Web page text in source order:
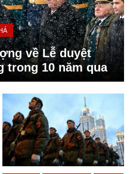
về Lễ duyệt
trong 10 năm qua